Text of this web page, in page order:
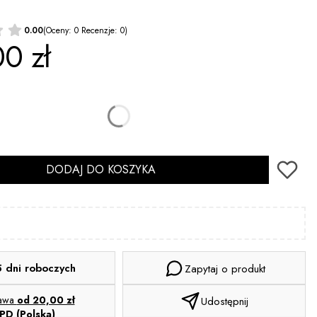
0.00(Oceny: 0 Recenzje: 0)
zł
DODAJ DO KOSZYKA
dni roboczych
od 20,00 zł
(Polska)
Zapytaj o produkt
Udostępnij